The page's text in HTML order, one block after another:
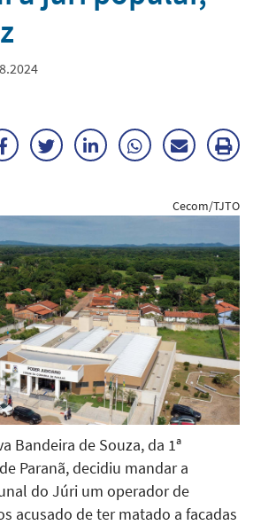
FacebookTwitterLinkedInWhatsApp
Enviar
E-
mail
Cecom/TJTO
Bandeira de Souza, da 1ª
Paranã, decidiu mandar a
do Júri um operador de
acusado de ter matado a facadas